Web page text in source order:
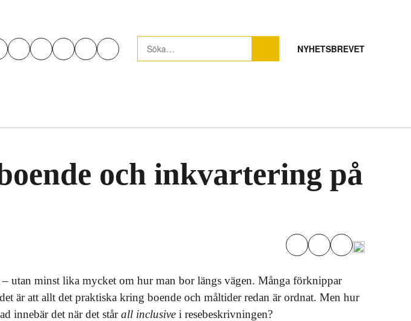
NYHETSBREVET
och inkvartering på
utan minst lika mycket om hur man bor längs vägen. Många förknippar
är att allt det praktiska kring boende och måltider redan är ordnat. Men hur
innebär det när det stårall inclusive i resebeskrivningen?